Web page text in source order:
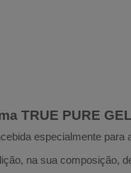
TRUE PURE
especialmente
na sua composição,